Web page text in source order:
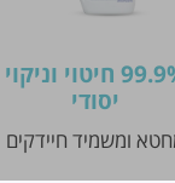
חיטוי וניקוי
יסודי
ומשמיד חיידקים